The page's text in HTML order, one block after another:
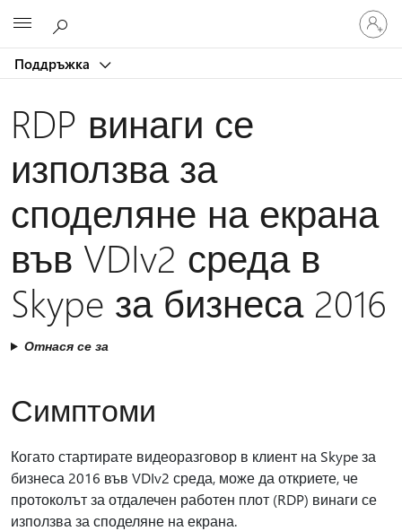
Поддръжка
Влезте
във
вашия
RDP винаги се
използва за
споделяне на екрана
във VDIv2 среда в
Skype за бизнеса 2016
Отнася се за
Симптоми
Когато стартирате видеоразговор в клиент на Skype за
бизнеса 2016 във VDIv2 среда, може да откриете, че
протоколът за отдалечен работен плот (RDP) винаги се
използва за споделяне на екрана.